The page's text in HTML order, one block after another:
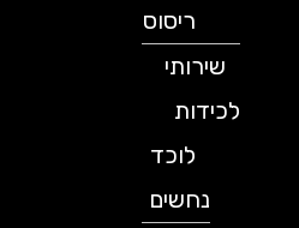
ריסוס
שירותי
לכידות
לוכד
נחשים